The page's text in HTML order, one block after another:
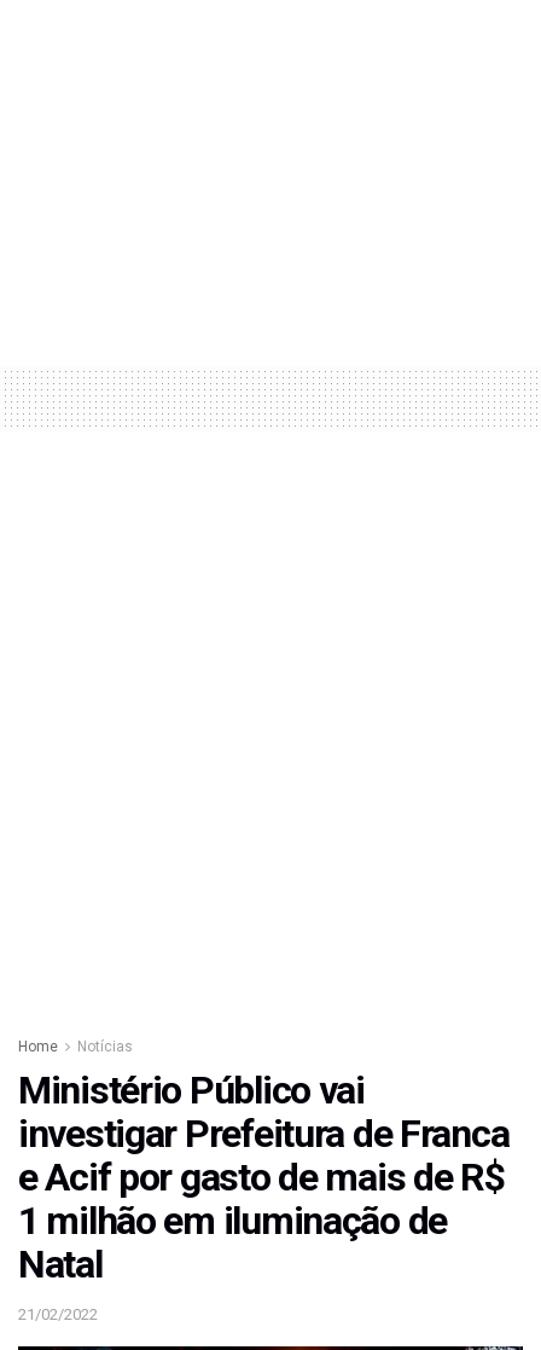
Home Notícias
Ministério Público vai
investigar Prefeitura de Franca
e Acif por gasto de mais de R$
1 milhão em iluminação de
Natal
21/02/2022